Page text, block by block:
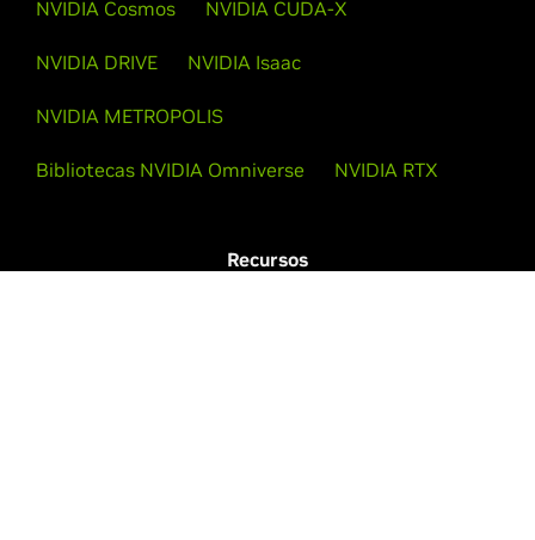
NVIDIA Cosmos NVIDIA CUDA-X
NVIDIA DRIVE NVIDIA Isaac
NVIDIA METROPOLIS
Bibliotecas NVIDIA Omniverse NVIDIA RTX
Recursos